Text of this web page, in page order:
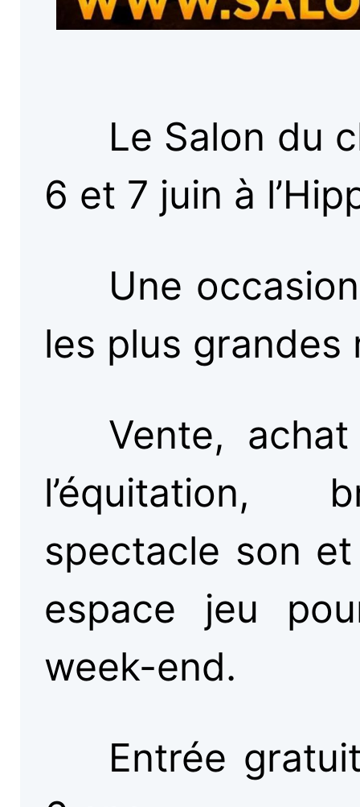
Le Salon du
6 et 7 juin à
Une
les plus grandes
Vente,
l’équitation,
spectacle son
espace jeu
week-end.
Entrée